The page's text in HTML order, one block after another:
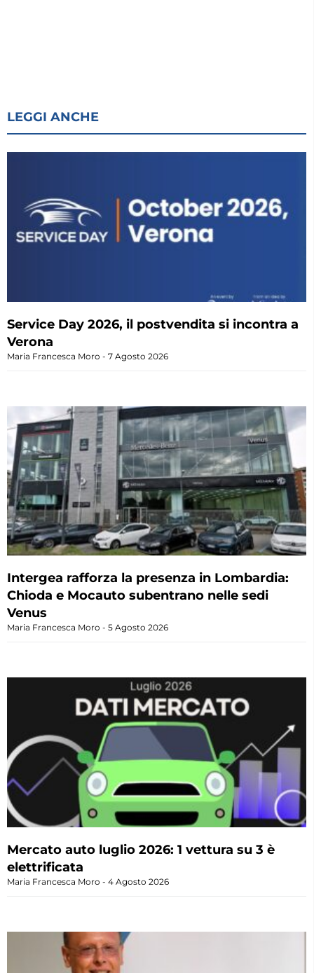
LEGGI ANCHE
Service Day 2026, il postvendita si incontra a
Verona
Maria Francesca Moro 7 Agosto 2026
Intergea rafforza la presenza in Lombardia:
Chioda e Mocauto subentrano nelle sedi
Venus
Maria Francesca Moro 5 Agosto 2026
Mercato auto luglio 2026: 1 vettura su 3 è
elettrificata
Maria Francesca Moro 4 Agosto 2026